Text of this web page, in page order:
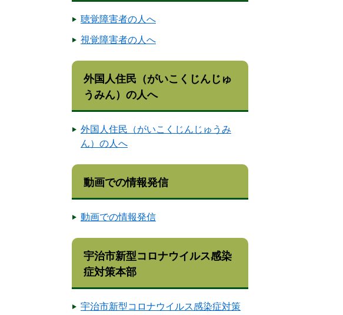
聴覚障害者の人へ
視覚障害者の人へ
外国人住民（がいこくじんじゅ
うみん）の人へ
外国人住民（がいこくじんじゅうみ
ん）の人へ
動画での情報発信
動画での情報発信
宇治市新型コロナウイルス感染
症対策本部
宇治市新型コロナウイルス感染症対策